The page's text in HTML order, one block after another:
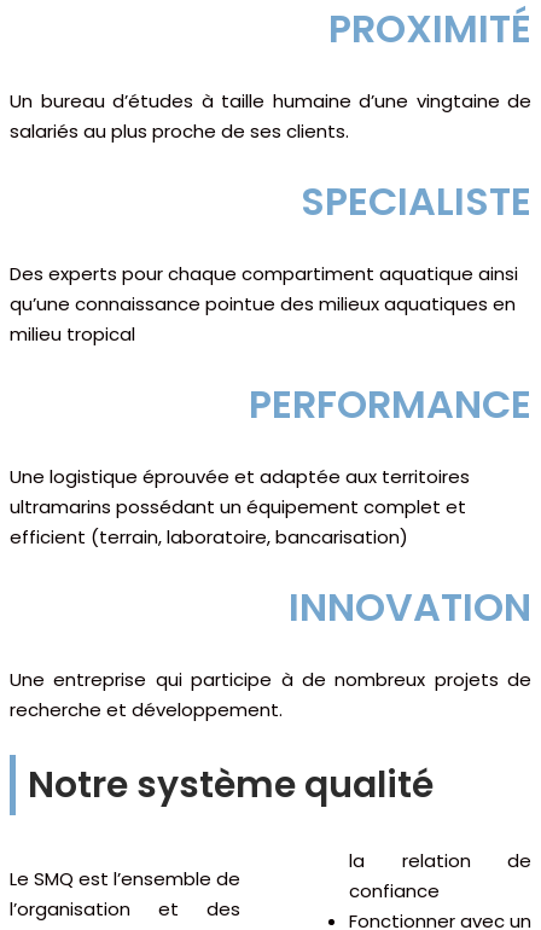
PROXIMITÉ
Un bureau d’études à taille humaine d’une vingtaine de
salariés au plus proche de ses clients.
SPECIALISTE
Des experts pour chaque compartiment aquatique ainsi
qu’une connaissance pointue des milieux aquatiques en
milieu tropical
PERFORMANCE
Une logistique éprouvée et adaptée aux territoires
ultramarins possédant un équipement complet et
efficient (terrain, laboratoire, bancarisation)
INNOVATION
Une entreprise qui participe à de nombreux projets de
recherche et développement.
Notre système qualité
Le SMQ est l’ensemble de
l’organisation et des
la relation de
confiance
Fonctionner avec un